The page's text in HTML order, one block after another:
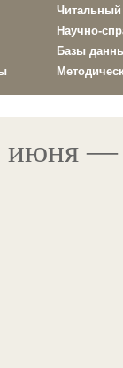
Читальный
Научно-
Базы
июня —